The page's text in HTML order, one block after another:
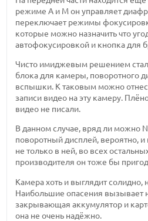
режиме A и M он управляет
переключает режимы
которые можно назначить что
автофокусировкой и кнопка для
Чисто имиджевым решением
блока для камеры, поворотного
вспышки. К таковым можно
записи видео на эту камеру.
видео не писали.
В данном случае, вряд ли можно
поворотный дисплей, вероятно,
не только в ней, во всех
производителя он тоже бы
Камера хоть и выглядит солидно,
Наибольшие опасения
закрывающая аккумулятор и
она не очень надёжно.